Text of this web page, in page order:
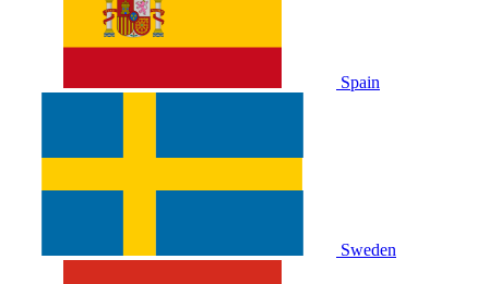
Spain
Sweden